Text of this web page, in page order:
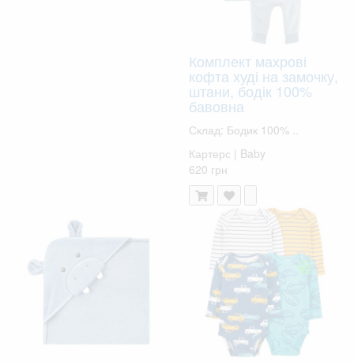
Комплект махрові
кофта худі на замочку,
штани, бодік 100%
бавовна
Склад: Бодик 100% ..
Картерс | Baby
620 грн